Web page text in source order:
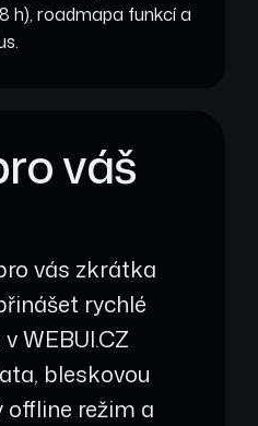
h), roadmapa funkcí a
váš
vás zkrátka
rychlé
WEBUI.CZ
bleskovou
offline režim a